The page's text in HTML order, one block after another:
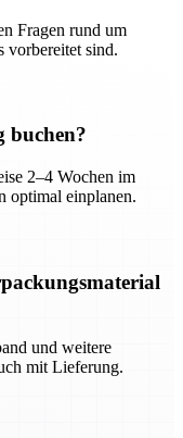
Fragen rund um
vorbereitet sind.
buchen?
2–4 Wochen im
optimal einplanen.
und weitere
mit Lieferung.